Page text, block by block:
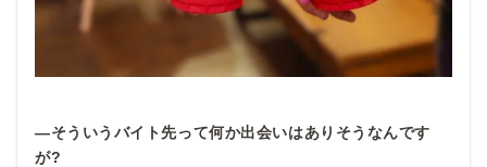
―そういうバイト先って何か出会いはありそうなんです
が?